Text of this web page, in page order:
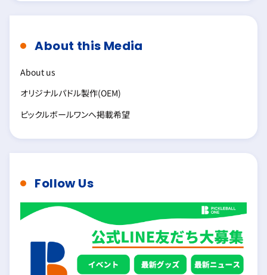
About this Media
About us
オリジナルパドル製作(OEM)
ピックルボールワンへ掲載希望
Follow Us